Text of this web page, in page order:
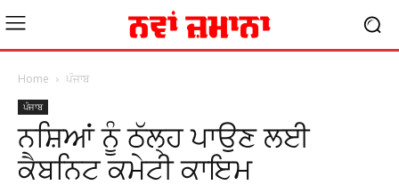
Home ਪੰਜਾਬ
ਪੰਜਾਬ
ਨਸ਼ਿਆਂ ਨੂੰ ਠੱਲ੍ਹ ਪਾਉਣ ਲਈ
ਕੈਬਨਿਟ ਕਮੇਟੀ ਕਾਇਮ